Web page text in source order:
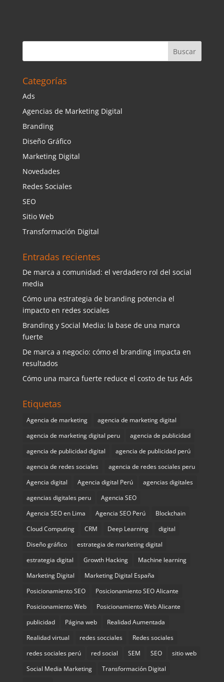
Categorías
Ads
Agencias de Marketing Digital
Branding
Diseño Gráfico
Marketing Digital
Novedades
Redes Sociales
SEO
Sitio Web
Transformación Digital
Entradas recientes
De marca a comunidad: el verdadero rol del social
media
Cómo una estrategia de branding potencia el
impacto en redes sociales
Branding y Social Media: la base de una marca
fuerte
De marca a negocio: cómo el branding impacta en
resultados
Cómo una marca fuerte reduce el costo de tus Ads
Etiquetas
Agencia de marketing
agencia de marketing digital
agencia de marketing digital peru
agencia de publicidad
agencia de publicidad digital
agencia de publicidad perú
agencia de redes sociales
agencia de redes sociales peru
Agencia digital
Agencia digital Perú
agencias digitales
agencias digitales peru
Agencia SEO
Agencia SEO en Lima
Agencia SEO Perú
Blockchain
Cloud Computing
CRM Deep Learning
digital
Diseño gráfico
estrategia de marketing digital
estrategia digital
Growth Hacking
Machine learning
Marketing Digital
Marketing Digital España
Posicionamiento SEO
Posicionamiento SEO Alicante
Posicionamiento Web
Posicionamiento Web Alicante
publicidad
Página web
Realidad Aumentada
Realidad virtual
redes socciales
Redes sociales
redes sociales perú
red social SEM SEO
sitio web
Social Media Marketing
Transformación Digital